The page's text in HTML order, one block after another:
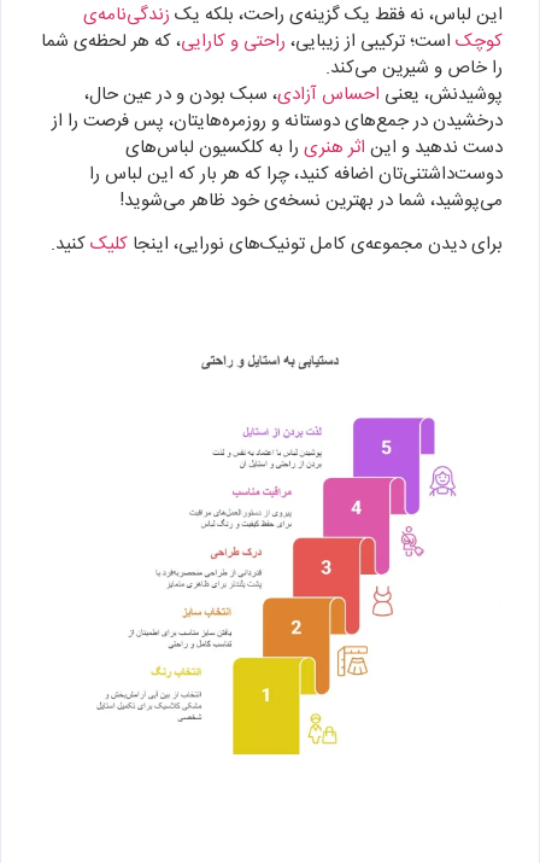
این لباس، نه فقط یک گزینه‌ی راحت، بلکه یک زندگی‌نامه‌ی
کوچک است؛ ترکیبی از زیبایی، راحتی و کارایی، که هر لحظه‌ی شما
را خاص و شیرین می‌کند.
پوشیدنش، یعنی احساس آزادی، سبک بودن و در عین حال،
درخشیدن در جمع‌های دوستانه و روزمره‌هایتان، پس فرصت را از
دست ندهید و این اثر هنری را به کلکسیون لباس‌های
دوست‌داشتنی‌تان اضافه کنید، چرا که هر بار که این لباس را
می‌پوشید، شما در بهترین نسخه‌ی خود ظاهر می‌شوید!
برای دیدن مجموعه‌ی کامل تونیک‌های نورایی، اینجا کلیککنید.